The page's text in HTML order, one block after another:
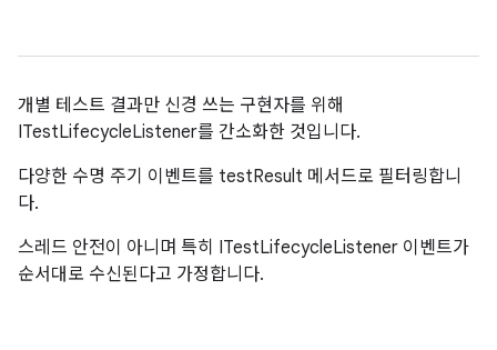
개별 테스트 결과만 신경 쓰는 구현자를 위해
ITestLifecycleListener를 간소화한 것입니다.
다양한 수명 주기 이벤트를 testResult 메서드로 필터링합니
다.
스레드 안전이 아니며 특히 ITestLifecycleListener 이벤트가
순서대로 수신된다고 가정합니다.